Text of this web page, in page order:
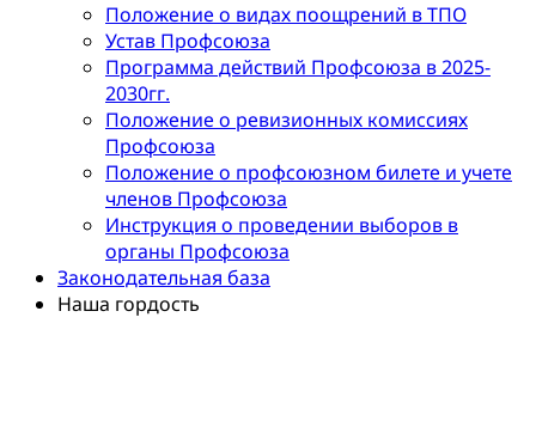
Положение о видах поощрений в ТПО
Устав Профсоюза
Программа действий Профсоюза в 2025-
2030гг.
Положение о ревизионных комиссиях
Профсоюза
Положение о профсоюзном билете и учете
членов Профсоюза
Инструкция о проведении выборов в
органы Профсоюза
Законодательная база
Наша гордость